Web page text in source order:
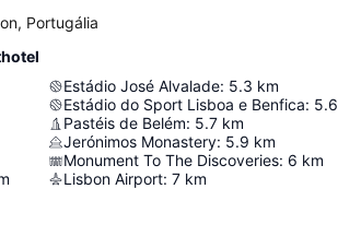
Portugália
Estádio José Alvalade: 5.3 km
Estádio do Sport Lisboa e Benfica: 5.6
Pastéis de Belém: 5.7 km
Jerónimos Monastery: 5.9 km
Monument To The Discoveries: 6 km
Lisbon Airport: 7 km